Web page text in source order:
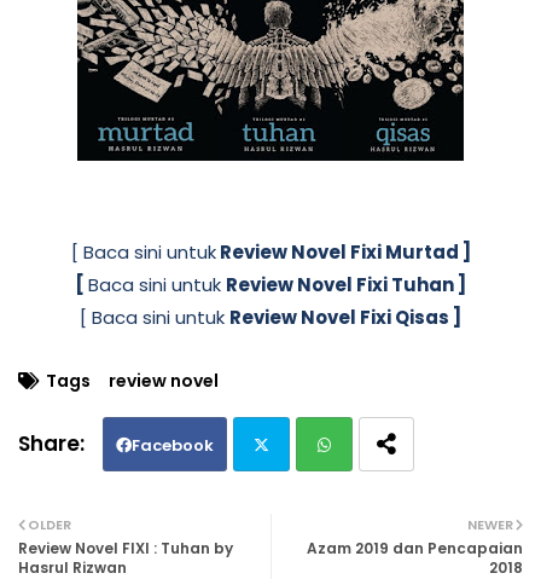
[ Baca sini untukReview Novel Fixi Murtad ]
[Baca sini untuk Review Novel Fixi Tuhan ]
[ Baca sini untuk Review Novel Fixi Qisas ]
Tags review novel
Facebook
ats
NEWER
Azam 2019 dan Pencapaian
2018
OLDER
Review Novel FIXI : Tuhan by
Hasrul Rizwan